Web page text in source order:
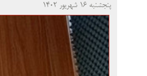
پنجشنبه ۱۶ شهریور ۱۴۰۲